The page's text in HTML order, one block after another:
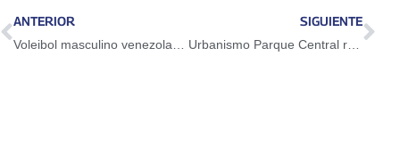
ANTERIOR SIGUIENTE
Urbanismo Parque Central recibe primera fase de rehabilitación